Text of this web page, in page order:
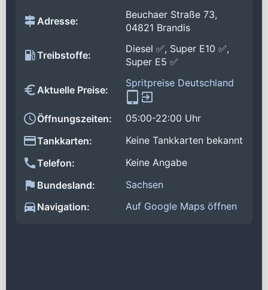
Adresse:
Beuchaer Straße 73,
04821 Brandis
Treibstoffe:
Diesel ✅, Super E10 ✅,
Super E5 ✅
Aktuelle Preise:
Spritpreise Deutschland
Öffnungszeiten:
05:00-22:00 Uhr
Tankkarten:
Keine Tankkarten bekannt
Telefon:
Keine Angabe
Bundesland:
Sachsen
Navigation:
Auf Google Maps öffnen